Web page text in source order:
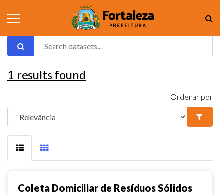
1 results found
Ordenar por
Coleta Domiciliar de Resíduos Sólidos